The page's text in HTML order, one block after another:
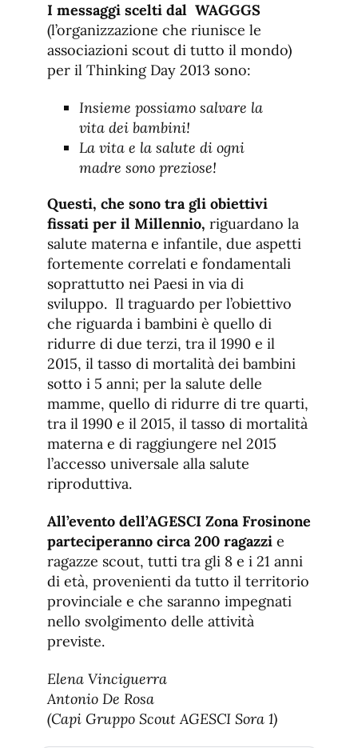
I messaggi scelti dal WAGGGS
(l’organizzazione che riunisce le
associazioni scout di tutto il mondo)
per il Thinking Day 2013 sono:
Insieme possiamo salvare la
vita dei bambini!
La vita e la salute di ogni
madre sono preziose!
Questi, che sono tra gli obiettivi
fissati per il Millennio, riguardano la
salute materna e infantile, due aspetti
fortemente correlati e fondamentali
soprattutto nei Paesi in via di
sviluppo. Il traguardo per l’obiettivo
che riguarda i bambini è quello di
ridurre di due terzi, tra il 1990 e il
2015, il tasso di mortalità dei bambini
sotto i 5 anni; per la salute delle
mamme, quello di ridurre di tre quarti,
tra il 1990 e il 2015, il tasso di mortalità
materna e di raggiungere nel 2015
l’accesso universale alla salute
riproduttiva.
All’evento dell’AGESCI Zona Frosinone
parteciperanno circa 200 ragazzi e
ragazze scout, tutti tra gli 8 e i 21 anni
di età, provenienti da tutto il territorio
provinciale e che saranno impegnati
nello svolgimento delle attività
previste.
Elena Vinciguerra
Antonio De Rosa
(Capi Gruppo Scout AGESCI Sora 1)